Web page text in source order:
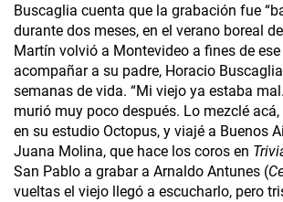
Buscaglia cuenta que la grabación fue
durante dos meses, en el verano boreal
Martín volvió a Montevideo a fines de
acompañar a su padre, Horacio
semanas de vida. “Mi viejo ya estaba
murió muy poco después. Lo mezclé
en su estudio Octopus, y viajé a Buenos
Juana Molina, que hace los coros en
San Pablo a grabar a Arnaldo Antunes (
vueltas el viejo llegó a escucharlo, pero